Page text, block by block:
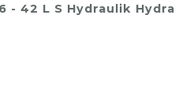
- 42 L S Hydraulik